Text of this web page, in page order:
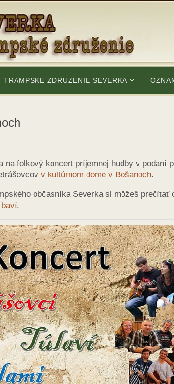
TRAMPSKÉ ZDRUŽENIE SEVERKA
na folkový koncert príjemnej hudby v podaní
v kultúrnom dome v Bošanoch.
občasníka Severka si môžeš prečítať
baví.